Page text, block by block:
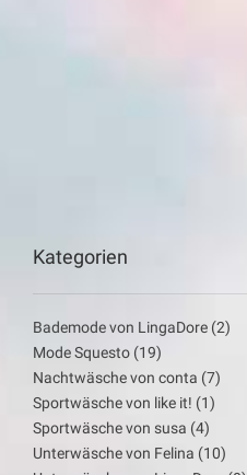
Kategorien
Bademode von LingaDore (2)
Mode Squesto (19)
Nachtwäsche von conta (7)
Sportwäsche von like it! (1)
Sportwäsche von susa (4)
Unterwäsche von Felina (10)